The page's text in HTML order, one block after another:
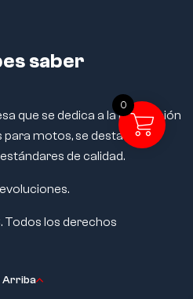
saber
que se dedica a la fabricación
motos, se destaca por
de calidad.
Todos los derechos
Arriba
0